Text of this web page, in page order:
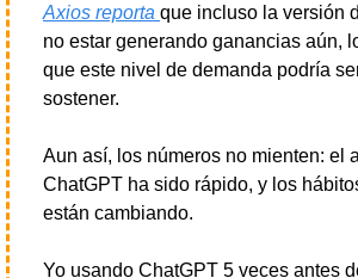
Axios reporta que incluso la versión
no estar generando ganancias aún,
que este nivel de demanda podría
sostener.
Aun así, los números no mienten: el
ChatGPT ha sido rápido, y los
están cambiando.
Yo usando ChatGPT 5 veces antes